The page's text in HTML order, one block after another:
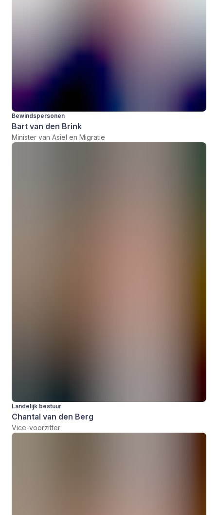
Bewindspersonen
Bart van den Brink
Minister van Asiel en Migratie
Landelijk bestuur
Chantal van den Berg
Vice-voorzitter